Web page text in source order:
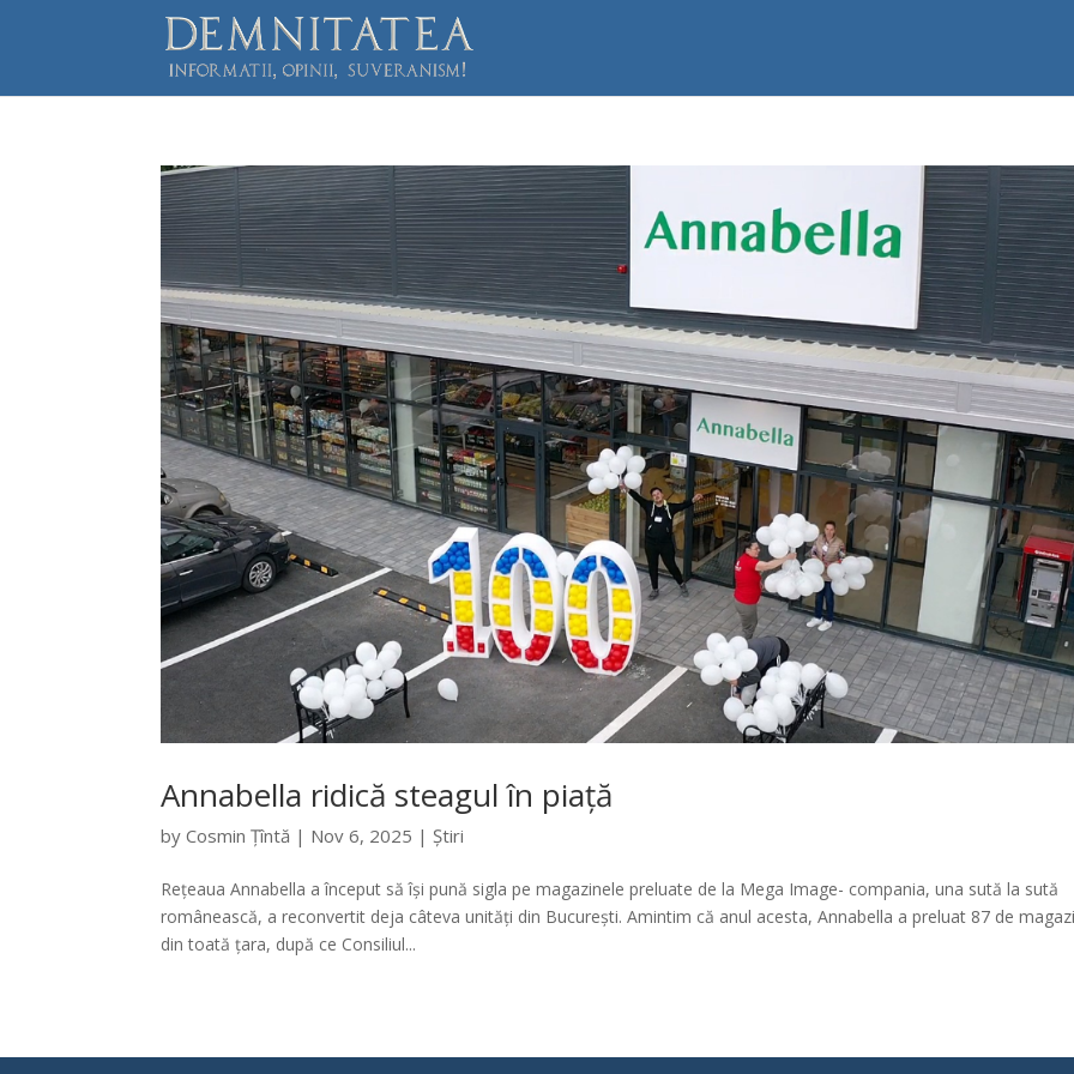
Annabella ridică steagul în piață
byCosmin Țîntă | Nov 6, 2025 | Știri
Rețeaua Annabella a început să își pună sigla pe magazinele preluate de la Mega Image- compania, una sută la sută
românească, a reconvertit deja câteva unități din București. Amintim că anul acesta, Annabella a preluat 87 de
din toată țara, după ce Consiliul...